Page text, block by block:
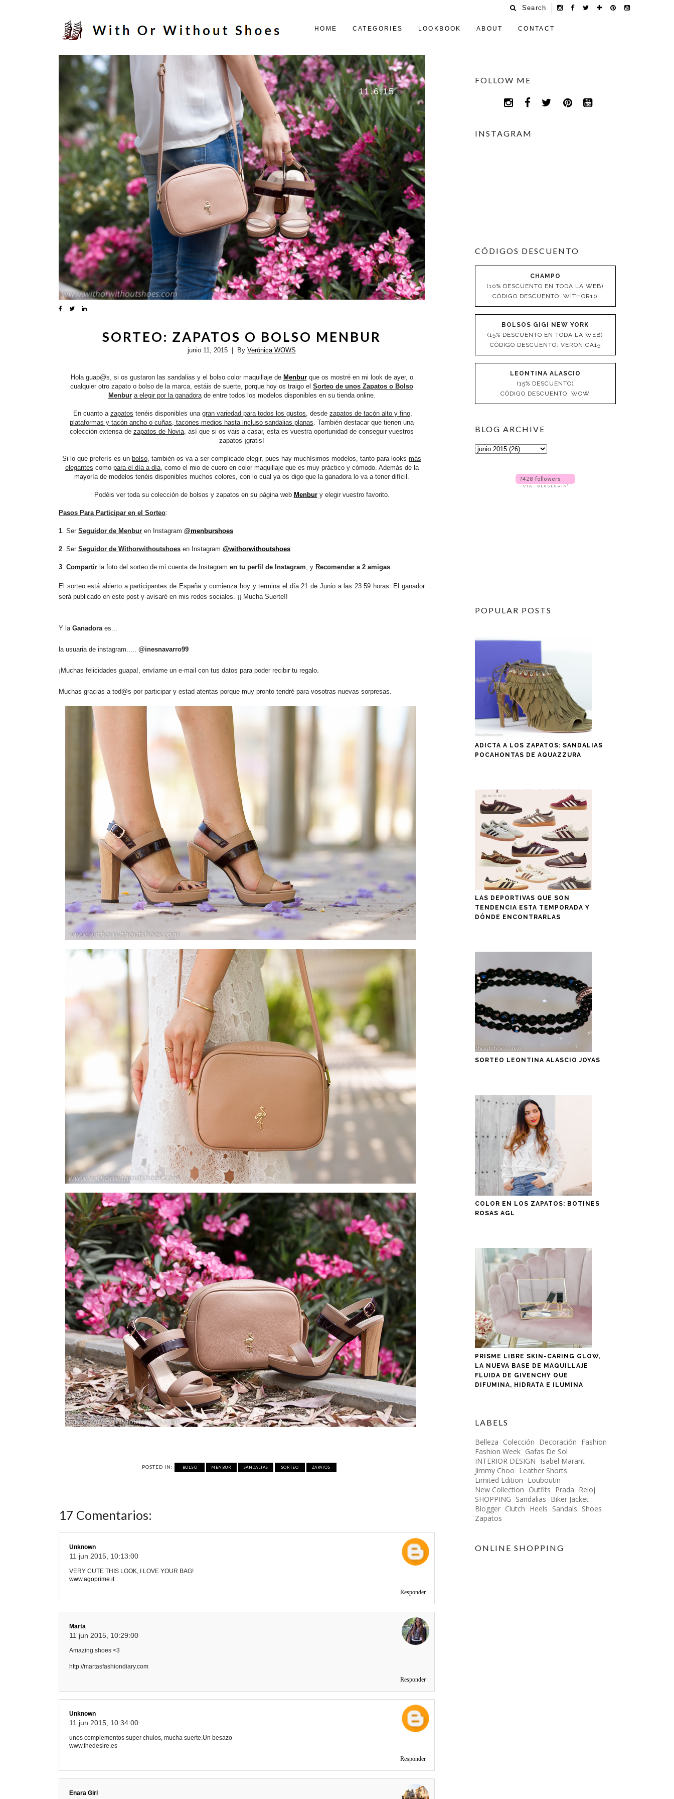
Search
HOME CATEGORIES LOOKBOOK ABOUT CONTACT
11.6.15
SORTEO: ZAPATOS O BOLSO MENBUR
junio 11, 2015 | By Verónica WOWS
Hola guap@s, si os gustaron las sandalias y el bolso color maquillaje de Menburque os mostré en mi look de ayer, o
cualquier otro zapato o bolso de la marca, estáis de suerte, porque hoy os traigo el Sorteo de unos Zapatos o Bolso
Menbur a elegir por la ganadorade entre todos los modelos disponibles en su tienda online.
En cuanto a zapatos tenéis disponibles una gran variedad para todos los gustos, desde zapatos de tacón alto y fino,
plataformas y tacón ancho o cuñas, tacones medios hasta incluso sandalias planas. También destacar que tienen una
colección extensa de zapatos de Novia, así que si os vais a casar, esta es vuestra oportunidad de conseguir vuestros
zapatos ¡gratis!
Si lo que preferís es un bolso, también os va a ser complicado elegir, pues hay muchísimos modelos, tanto para looks más
elegantes como para el día a día, como el mio de cuero en color maquillaje que es muy práctico y cómodo. Además de la
mayoría de modelos tenéis disponibles muchos colores, con lo cual ya os digo que la ganadora lo va a tener difícil.
Podéis ver toda su colección de bolsos y zapatos en su página web Menbury elegir vuestro favorito.
Pasos Para Participar en el Sorteo:
1. Ser Seguidor de Menbur en Instagram @menburshoes
2. Ser Seguidor de Withorwithoutshoes en Instagram @withorwithoutshoes
3. Compartir la foto del sorteo de mi cuenta de Instagram en tu perfil de Instagram, y Recomendar a 2 amigas.
El sorteo está abierto a participantes de España y comienza hoy y termina el día 21 de Junio a las 23:59 horas. El ganador
será publicado en este post y avisaré en mis redes sociales. ¡¡ Mucha Suerte!!
Y la Ganadoraes...
la usuaria de instagram..... @inesnavarro99
¡Muchas felicidades guapa!, envíame un e-mail con tus datos para poder recibir tu regalo.
Muchas gracias a tod@s por participar y estad atentas porque muy pronto tendré para vosotras nuevas sorpresas.
POSTED IN: BOLSO MENBUR SANDALIAS SORTEO ZAPATOS
17 Comentarios:
Unknown
11 jun 2015, 10:13:00
VERY CUTE THIS LOOK, I LOVE YOUR BAG!
www.agoprime.it
Responder
Marta
11 jun 2015, 10:29:00
Amazing shoes <3
http://martasfashiondiary.com
Responder
Unknown
11 jun 2015, 10:34:00
unos complementos super chulos, mucha suerte.Un besazo
www.thedesire.es
Responder
Enara Girl
FOLLOW ME
INSTAGRAM
CÓDIGOS DESCUENTO
CHAMPO
(10% DESCUENTO EN TODA LA WEB)
CÓDIGO DESCUENTO: WITHOR10
BOLSOS GIGI NEW YORK
(15% DESCUENTO EN TODA LA WEB)
CÓDIGO DESCUENTO: VERONICA15
LEONTINA ALASCIO
(15% DESCUENTO)
CÓDIGO DESCUENTO: WOW
BLOG ARCHIVE
POPULAR POSTS
ADICTA A LOS ZAPATOS: SANDALIAS
POCAHONTAS DE AQUAZZURA
LAS DEPORTIVAS QUE SON
TENDENCIA ESTA TEMPORADA Y
DÓNDE ENCONTRARLAS
SORTEO LEONTINA ALASCIO JOYAS
COLOR EN LOS ZAPATOS: BOTINES
ROSAS AGL
PRISME LIBRE SKIN-CARING GLOW,
LA NUEVA BASE DE MAQUILLAJE
FLUIDA DE GIVENCHY QUE
DIFUMINA, HIDRATA E ILUMINA
LABELS
Belleza Colección Decoración Fashion
Fashion Week Gafas De Sol
INTERIOR DESIGN Isabel Marant
Jimmy Choo Leather Shorts
Limited Edition Louboutin
New Collection Outfits Prada Reloj
SHOPPING Sandalias Biker Jacket
Blogger Clutch Heels Sandals Shoes
Zapatos
ONLINE SHOPPING